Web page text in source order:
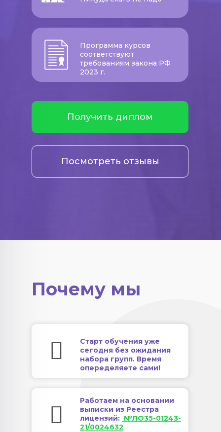
Получить диплом
Программа курсов
соответствуют
требованиям закона РФ
2023 г.
Посмотреть отзывы
Почему мы
Старт обучения уже
сегодня без ожидания
набора групп. Время
опеределяете сами!
Работаем на основании
выписки из Реестра
лицензий: №ЛО35-01243-
21/0024632